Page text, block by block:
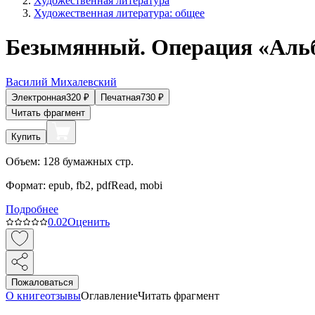
Художественная литература: общее
Безымянный. Операция
Василий Михалевский
Электронная320 ₽ Печатная730 ₽
Читать фрагмент
Купить
Объем: 128 бумажных стр.
Формат: epub, fb2, pdfRead, mobi
Подробнее
0.02Оценить
Пожаловаться
О книгеотзывыОглавлениеЧитать фрагмент